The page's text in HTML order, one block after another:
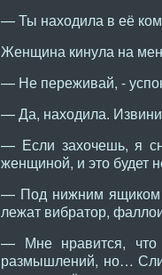
— Ты находила в её
Женщина кинула на
— Не переживай, -
— Да, находила.
— Если захочешь, я
женщиной, и это будет
— Под нижним ящиком
лежат вибратор,
— Мне нравится, что
размышлений, но…